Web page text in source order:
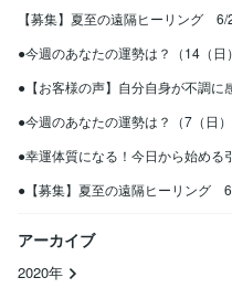
【募集】夏至の遠隔ヒーリング 6/
●今週のあなたの運勢は？（14（日
●【お客様の声】自分自身が不調に
●今週のあなたの運勢は？（7（日
●幸運体質になる！今日から始める
●【募集】夏至の遠隔ヒーリング
アーカイブ
2020年